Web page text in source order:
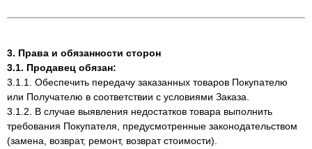
3. Права и обязанности сторон
3.1. Продавец обязан:
3.1.1. Обеспечить передачу заказанных товаров Покупателю
или Получателю в соответствии с условиями Заказа.
3.1.2. В случае выявления недостатков товара выполнить
требования Покупателя, предусмотренные законодательством
(замена, возврат, ремонт, возврат стоимости).